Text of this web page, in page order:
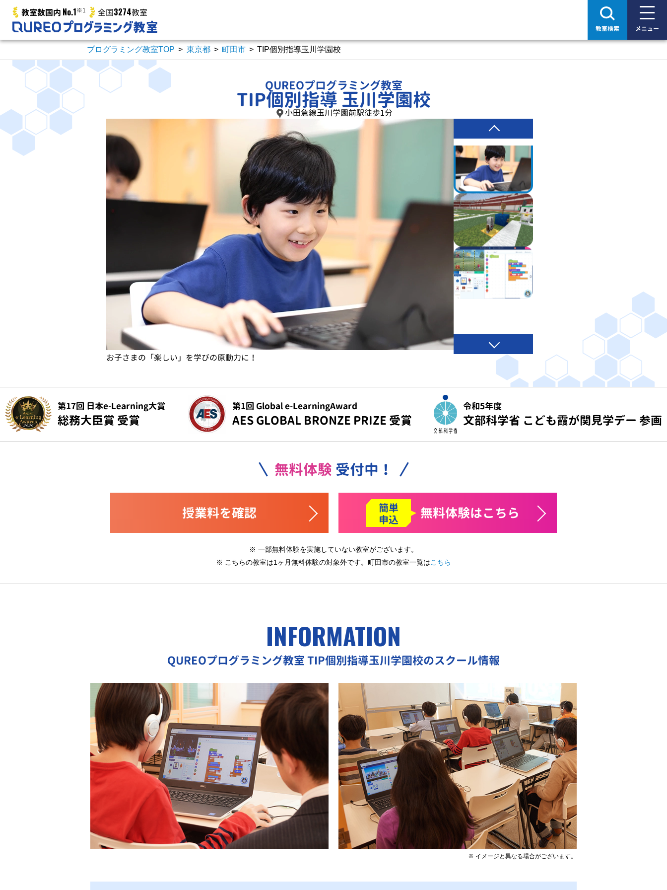
教室数国内 No.1※1 全国3274教室
教室検索 メニュー
プログラミング教室TOP > 東京都 > 町田市 > TIP個別指導玉川学園校
QUREOプログラミング教室
TIP個別指導 玉川学園校
小田急線玉川学園前駅徒歩1分
お子さまの「楽しい」を学びの原動力に！
第17回 日本e-Learning大賞
総務大臣賞 受賞
第1回 Global e-LearningAward
AES GLOBAL BRONZE PRIZE 受賞
令和5年度
文部科学省 こども霞が関見学デー 参画
無料体験 受付中！
授業料を確認
簡単
申込
無料体験はこちら
※ 一部無料体験を実施していない教室がございます。
※ こちらの教室は1ヶ月無料体験の対象外です。 町田市の教室一覧はこちら
INFORMATION
QUREOプログラミング教室TIP個別指導玉川学園校のスクール情報
※ イメージと異なる場合がございます。